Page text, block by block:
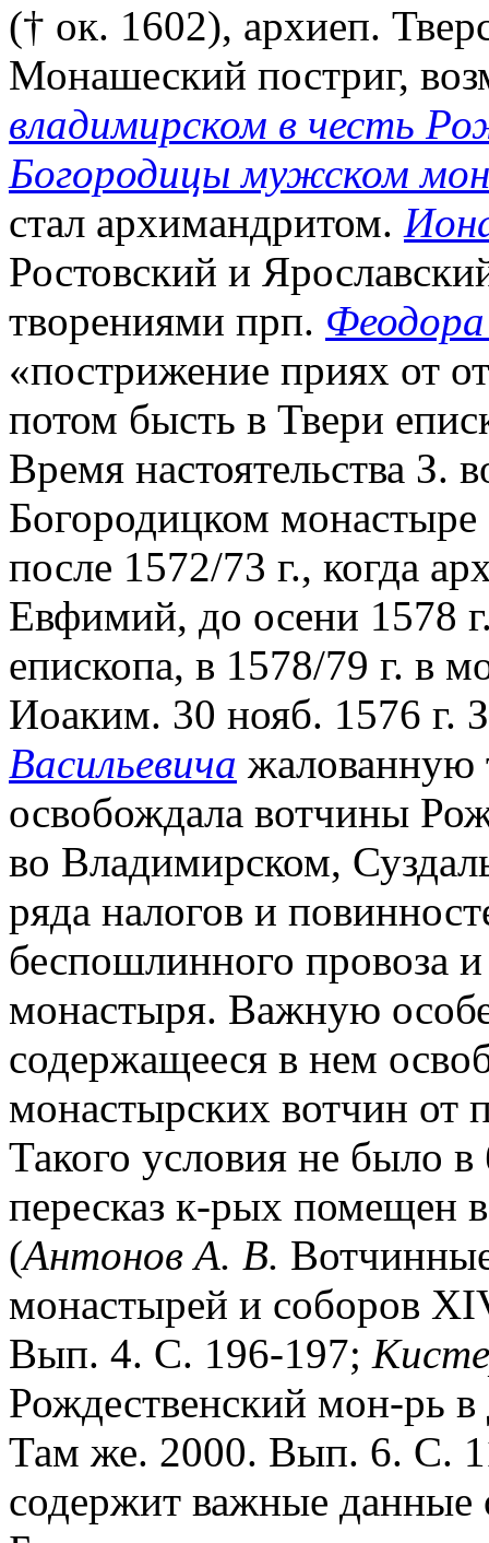
(† ок. 1602), архиеп.
Монашеский постриг,
владимирском в честь
Богородицы мужском
стал архимандритом.
Ростовский и
творениями прп.
«пострижение приях от
потом бысть в Твери
Время настоятельства З.
Богородицком монастыре
после 1572/73 г., когда
Евфимий, до осени 1578
епископа, в 1578/79 г. в
Иоаким. 30 нояб. 1576 г.
Васильевича жалованную
освобождала вотчины
во Владимирском,
ряда налогов и
беспошлинного провоза
монастыря. Важную
содержащееся в нем
монастырских вотчин от
Такого условия не было
пересказ к-рых помещен
(Антонов А. В.
монастырей и соборов
Вып. 4. С. 196-197;
Рождественский мон-рь
Там же. 2000. Вып. 6. С.
содержит важные данные